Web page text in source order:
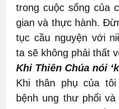
trong cuộc sống của
gian và thực hành.
tục cầu nguyện với
ta sẽ không phải thất
Khi Thiên Chúa nói
Khi thân phụ của tôi
bệnh ung thư phổi